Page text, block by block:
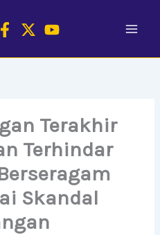
Terakhir
Terhindar
Skandal